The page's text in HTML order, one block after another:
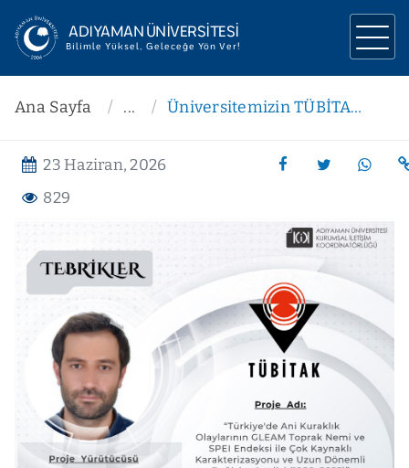
ADIYAMAN ÜNİVERSİTESİ
Bilimle Yüksel, Geleceğe Yön Ver!
ÜNİVERSİTEMİZ
ARAŞTIRMA
İLETİŞİM
Ana Sayfa ... Üniversitemizin TÜBİTAK Başarısı
23 Haziran, 2026
829